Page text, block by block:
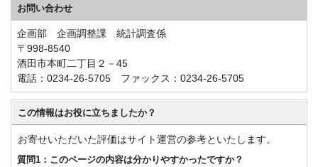
お問い合わせ
企画部 企画調整課 統計調査係
〒998-8540
酒田市本町二丁目２－45
電話：0234-26-5705 ファックス：0234-26-5705
この情報はお役に立ちましたか？
お寄せいただいた評価はサイト運営の参考といたします。
質問1：このページの内容は分かりやすかったですか？